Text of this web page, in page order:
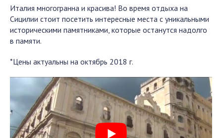
Италия многогранна и красива! Во время отдыха на
Сицилии стоит посетить интересные места с уникальными
историческими памятниками, которые останутся надолго
в памяти.
*Цены актуальны на октябрь 2018 г.